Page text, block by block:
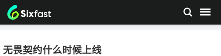
无畏契约什么时候上线